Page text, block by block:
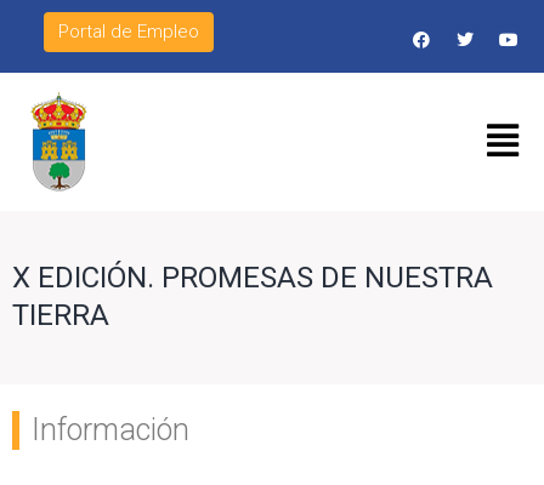
Portal de Empleo
X EDICIÓN. PROMESAS DE NUESTRA
TIERRA
Información